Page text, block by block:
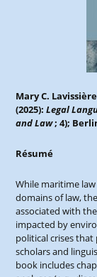
Mary C. Lavissière
(2025):Legal
and Law; 4);
Résumé
While maritime
domains of law,
associated with
impacted by
political crises
scholars and
book includes